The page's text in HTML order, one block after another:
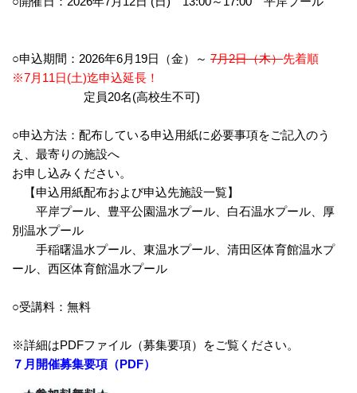
○申込期間：2026年6月19日（金）～ 7月2日（木）先着順
※7月11日(土)迄申込延長！
定員20名(高校生不可)
○申込方法：配布している申込用紙に必要事項をご記入のう
え、最寄りの施設へ
お申し込みください。
【申込用紙配布および申込先施設一覧】
平岸プール、豊平公園温水プール、白石温水プール、厚
別温水プール
手稲曙温水プール、東温水プール、清田区体育館温水プ
ール、西区体育館温水プール
○受講料：無料
※詳細はPDFファイル（募集要項）をご覧ください。
７月開催募集要項（PDF）